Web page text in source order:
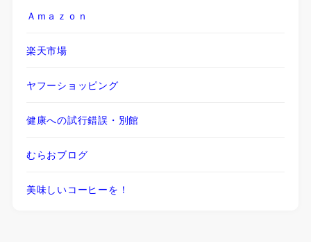
Ａｍａｚｏｎ
楽天市場
ヤフーショッピング
健康への試行錯誤・別館
むらおブログ
美味しいコーヒーを！